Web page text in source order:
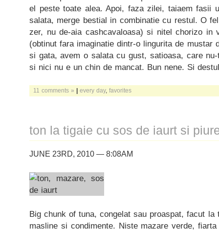
el peste toate alea. Apoi, faza zilei, taiaem fasii
salata, merge bestial in combinatie cu restul. O
zer, nu de-aia cashcavaloasa) si nitel chorizo in
(obtinut fara imaginatie dintr-o lingurita de mustar
si gata, avem o salata cu gust, satioasa, care
si nici nu e un chin de mancat. Bun nene. Si
11 comments » | every day, favorites
ton la tigaie cu sos de iaurt si
JUNE 23RD, 2010 — 8:08AM
Big chunk of tuna, congelat sau proaspat, facut
masline si condimente. Niste mazare verde,